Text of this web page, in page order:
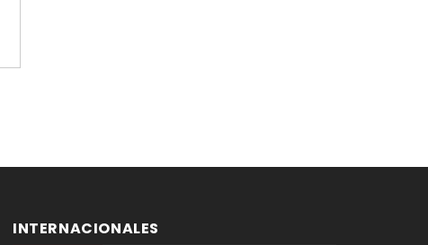
INTERNACIONALES